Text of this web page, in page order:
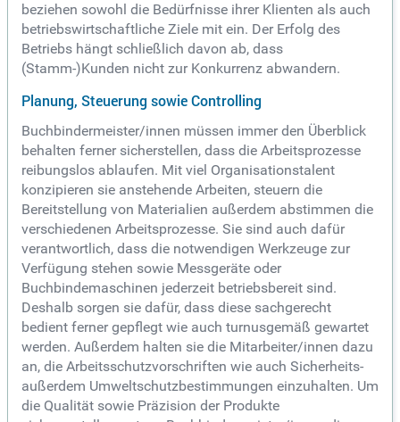
beziehen sowohl die Bedürfnisse ihrer Klienten als auch
betriebswirtschaftliche Ziele mit ein. Der Erfolg des
Betriebs hängt schließlich davon ab, dass
(Stamm-)Kunden nicht zur Konkurrenz abwandern.
Planung, Steuerung sowie Controlling
Buchbindermeister/innen müssen immer den Überblick
behalten ferner sicherstellen, dass die Arbeitsprozesse
reibungslos ablaufen. Mit viel Organisationstalent
konzipieren sie anstehende Arbeiten, steuern die
Bereitstellung von Materialien außerdem abstimmen die
verschiedenen Arbeitsprozesse. Sie sind auch dafür
verantwortlich, dass die notwendigen Werkzeuge zur
Verfügung stehen sowie Messgeräte oder
Buchbindemaschinen jederzeit betriebsbereit sind.
Deshalb sorgen sie dafür, dass diese sachgerecht
bedient ferner gepflegt wie auch turnusgemäß gewartet
werden. Außerdem halten sie die Mitarbeiter/innen dazu
an, die Arbeitsschutzvorschriften wie auch Sicherheits-
außerdem Umweltschutzbestimmungen einzuhalten. Um
die Qualität sowie Präzision der Produkte